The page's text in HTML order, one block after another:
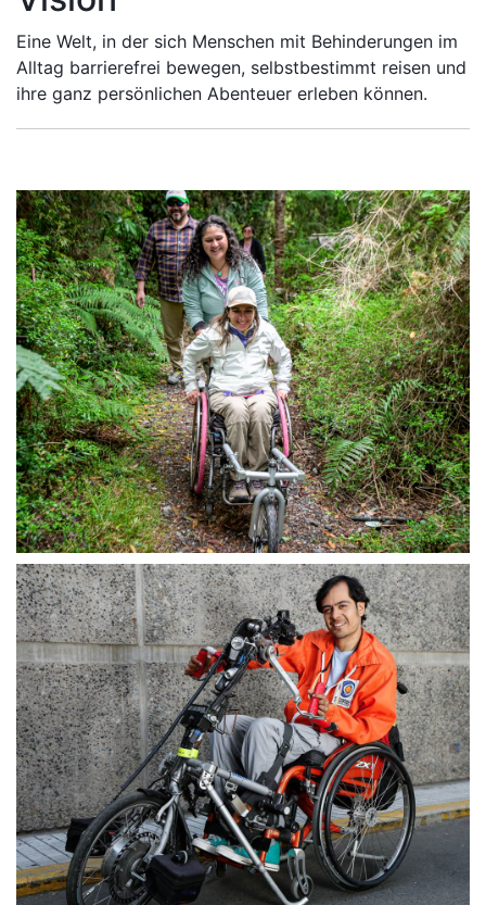
Eine Welt, in der sich Menschen mit Behinderungen im
Alltag barrierefrei bewegen, selbstbestimmt reisen und
ihre ganz persönlichen Abenteuer erleben können.